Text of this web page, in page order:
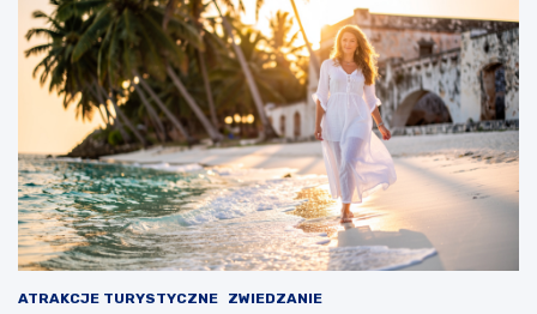
ATRAKCJE TURYSTYCZNE ZWIEDZANIE